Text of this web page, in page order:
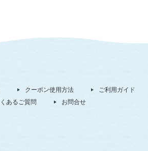
クーポン使用方法
ご利用ガイド
あるご質問 お問合せ